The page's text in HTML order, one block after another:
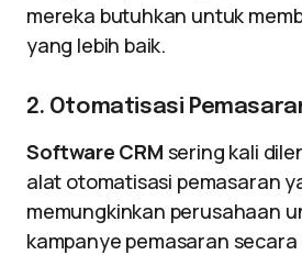
mereka butuhkan untuk
yang lebih baik.
2. Otomatisasi
Software CRM sering kali
alat otomatisasi pemasaran
memungkinkan perusahaan
kampanye pemasaran